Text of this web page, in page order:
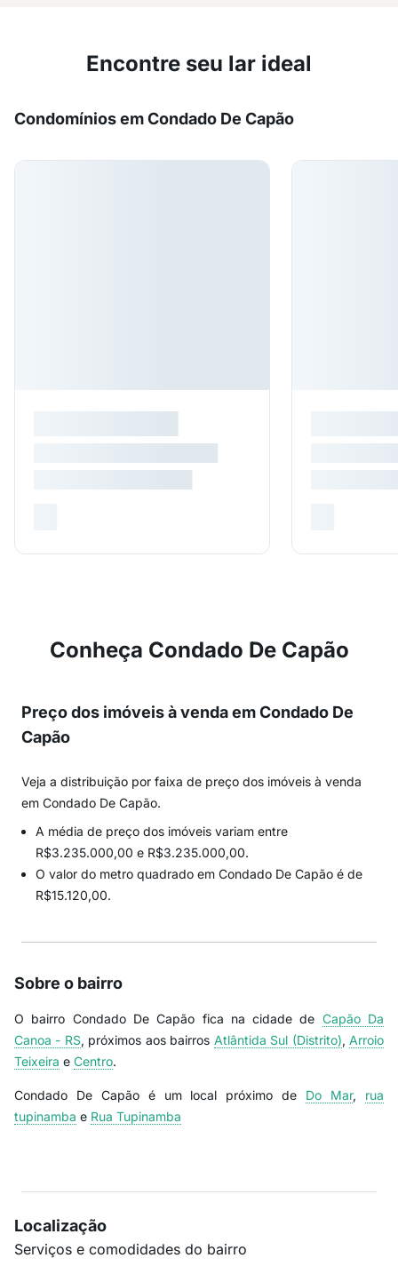
Encontre seu lar ideal
Condomínios em Condado De Capão
Conheça Condado De Capão
Preço dos imóveis à venda em Condado De
Capão
Veja a distribuição por faixa de preço dos imóveis à venda
em Condado De Capão.
A média de preço dos imóveis variam entre
R$3.235.000,00 e R$3.235.000,00.
O valor do metro quadrado em Condado De Capão é de
R$15.120,00.
Sobre o bairro
O bairro Condado De Capão fica na cidade de Capão Da
Canoa - RS, próximos aos bairros Atlântida Sul (Distrito),Arroio
Teixeira e Centro.
Condado De Capão é um local próximo de Do Mar, rua
tupinamba e Rua Tupinamba
Localização
Serviços e comodidades do bairro